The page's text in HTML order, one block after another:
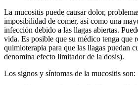
La mucositis puede causar dolor,
imposibilidad de comer, así como una
infección debido a las llagas abiertas.
vida. Es posible que su médico tenga que
quimioterapia para que las llagas puedan
denomina efecto limitador de la dosis).
Los signos y síntomas de la mucositis son: